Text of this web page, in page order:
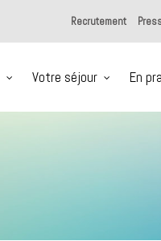
Recrutement
Votre séjour En